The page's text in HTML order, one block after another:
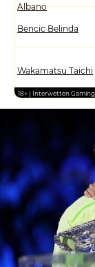
Albano
Bencic Belinda
Wakamatsu Taichi
18+ | Interwetten